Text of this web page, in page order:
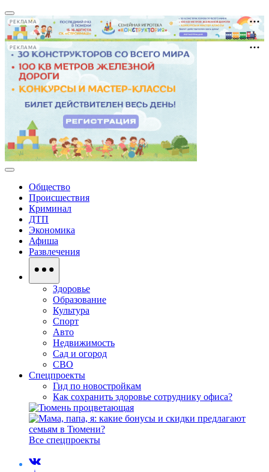
РЕКЛАМА
РЕКЛАМА
Общество
Происшествия
Криминал
ДТП
Экономика
Афиша
Развлечения
Здоровье
Образование
Культура
Спорт
Авто
Недвижимость
Сад и огород
СВО
Спецпроекты
Гид по новостройкам
Как сохранить здоровье сотруднику офиса?
Все спецпроекты